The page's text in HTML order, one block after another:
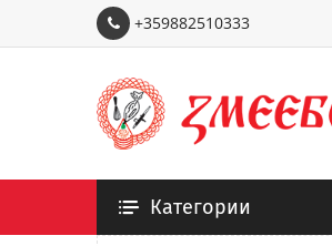
+359882510333
Категории